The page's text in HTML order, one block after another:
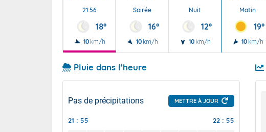
21:56
18°
10 km/h
Soirée
16°
10 km/h
Nuit
12°
10 km/h
Matin
19°
10 km/h
Pluie dans l'heure
Pas de précipitations METTRE À JOUR
21 : 55 22 : 55